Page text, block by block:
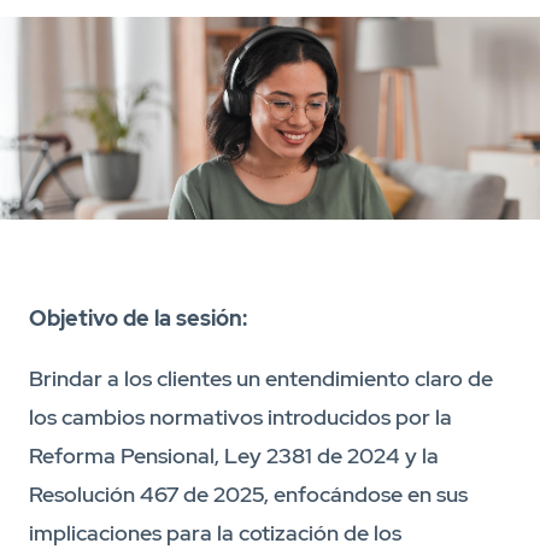
Objetivo de la sesión:
Brindar a los clientes un entendimiento claro de
los cambios normativos introducidos por la
Reforma Pensional, Ley 2381 de 2024 y la
Resolución 467 de 2025, enfocándose en sus
implicaciones para la cotización de los